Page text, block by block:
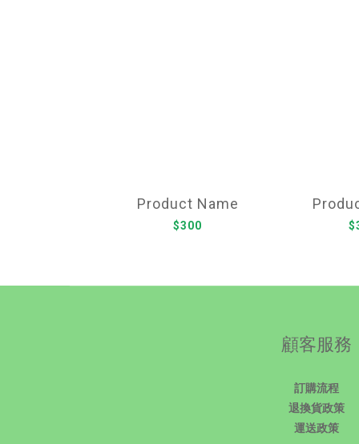
Product Name
$300
顧客服務
訂購流程
退換貨政策
運送政策